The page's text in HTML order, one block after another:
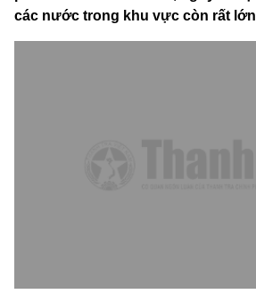
các nước trong khu vực còn rất